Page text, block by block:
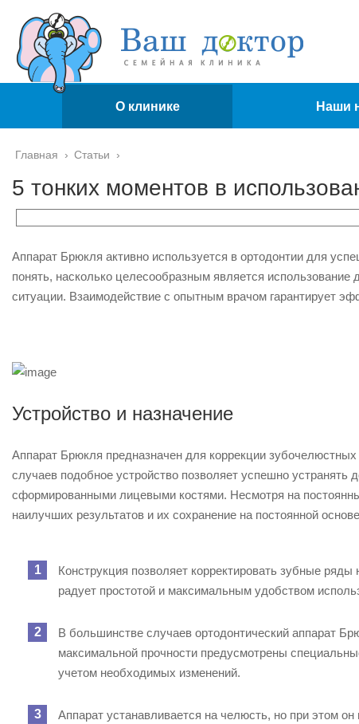
О клинике Наши
Главная › Статьи ›
5 тонких моментов в
Аппарат Брюкля активно используется в ортодонтии для
понять, насколько целесообразным является
ситуации. Взаимодействие с опытным врачом гарантирует
Устройство и назначение
Аппарат Брюкля предназначен для коррекции
случаев подобное устройство позволяет успешно
сформированными лицевыми костями. Несмотря на
наилучших результатов и их сохранение на постоянной
Конструкция позволяет корректировать зубные
радует простотой и максимальным удобством
В большинстве случаев ортодонтический аппарат
максимальной прочности предусмотрены
учетом необходимых изменений.
Аппарат устанавливается на челюсть, но при этом